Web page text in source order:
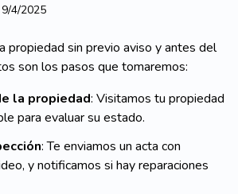
9/4/2025
propiedad sin previo aviso y antes del
son los pasos que tomaremos:
la propiedad: Visitamos tu propiedad
para evaluar su estado.
: Te enviamos un acta con
y notificamos si hay reparaciones